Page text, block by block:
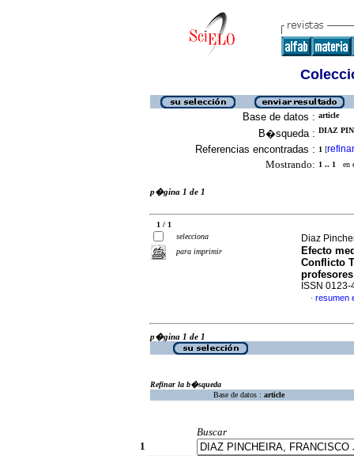
Base de datos : article
B�squeda : DIAZ
Referencias encontradas : 1 [refinar
Mostrando: 1 .. 1 en
p�gina 1 de 1
1 / 1
selecciona
para imprimir
Diaz
Efecto
Conflicto
ISSN 0123-
· resumen
p�gina 1 de 1
Refinar la b�squeda
Base de datos : article
Buscar
1